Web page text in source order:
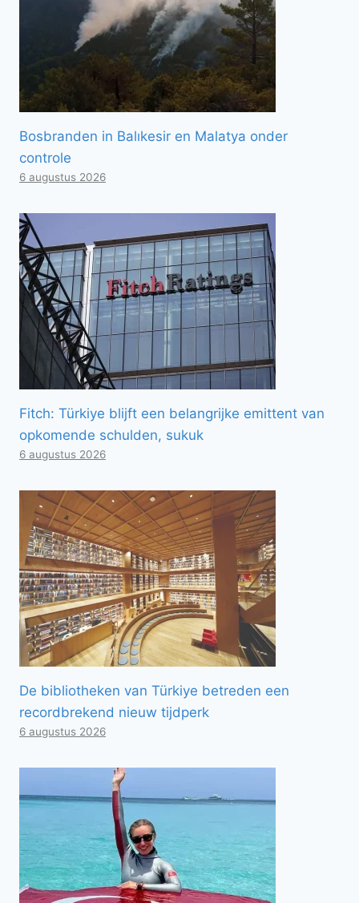
Bosbranden in Balıkesir en Malatya onder
controle
6 augustus 2026
Fitch: Türkiye blijft een belangrijke emittent van
opkomende schulden, sukuk
6 augustus 2026
De bibliotheken van Türkiye betreden een
recordbrekend nieuw tijdperk
6 augustus 2026